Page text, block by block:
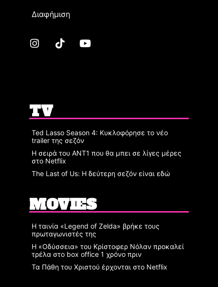
Διαφήμιση
TV
Ted Lasso Season 4: Κυκλοφόρησε το νέο
trailer της σεζόν
Η σειρά του ΑΝΤ1 που θα μπει σε λίγες μέρες
στο Netflix
The Last of Us: Η δεύτερη σεζόν είναι εδώ
MOVIES
Η ταινία «Legend of Zelda» βρήκε τους
πρωταγωνιστές της
Η «Οδύσσεια» του Κρίστοφερ Νόλαν προκαλεί
τρέλα στο box office 1 χρόνο πριν
Τα Πάθη του Χριστού έρχονται στο Netflix